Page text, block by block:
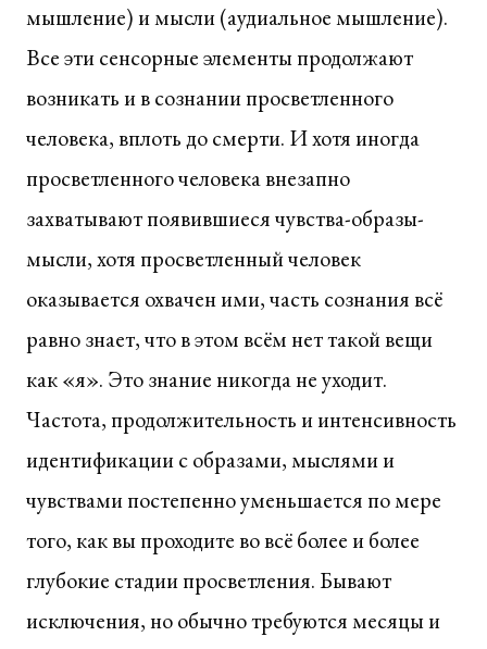
мышление) и мысли (аудиальное мышление).
Все эти сенсорные элементы продолжают
возникать и в сознании просветленного
человека, вплоть до смерти. И хотя иногда
просветленного человека внезапно
захватывают появившиеся чувства-образы-
мысли, хотя просветленный человек
оказывается охвачен ими, часть сознания всё
равно знает, что в этом всём нет такой вещи
как «я». Это знание никогда не уходит.
Частота, продолжительность и интенсивность
идентификации с образами, мыслями и
чувствами постепенно уменьшается по мере
того, как вы проходите во всё более и более
глубокие стадии просветления. Бывают
исключения, но обычно требуются месяцы и